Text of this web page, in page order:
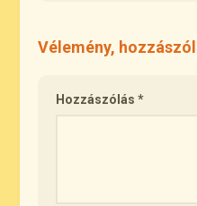
Vélemény,
Hozzászólás*